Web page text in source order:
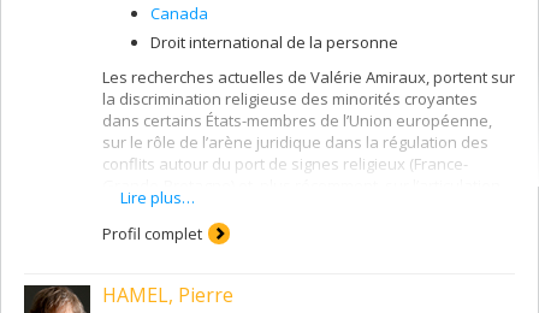
Canada
Droit international de la personne
Les recherches actuelles de Valérie Amiraux, portent sur
la discrimination religieuse des minorités croyantes
dans certains États-membres de l’Union européenne,
sur le rôle de l’arène juridique dans la régulation des
conflits autour du port de signes religieux (France-
entre pluralisme et radicalisation. Dans tous ses projets,
elle compare plusieurs minorités croyantes (juives,
sikhes, musulmanes) et différents contextes.
Lire plus…
Profil complet
HAMEL, Pierre